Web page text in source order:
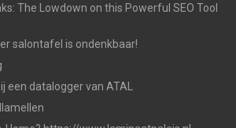
The Lowdown on this Powerful SEO Tool
salontafel is ondenkbaar!
een datalogger van ATAL